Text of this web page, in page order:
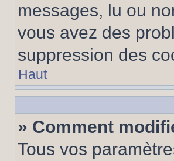
messages, lu ou
vous avez des
suppression des
Haut
» Comment
Tous vos